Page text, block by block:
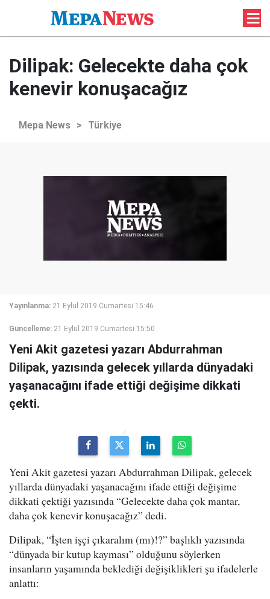
Dilipak: Gelecekte daha çok
kenevir konuşacağız
Mepa News > Türkiye
Yayınlanma: 21 Eylül 2019 Cumartesi 15:46
Güncelleme: 21 Eylül 2019 Cumartesi 15:50
Yeni Akit gazetesi yazarı Abdurrahman
Dilipak, yazısında gelecek yıllarda dünyadaki
yaşanacağını ifade ettiği değişime dikkati
çekti.
Yeni Akit gazetesi yazarı Abdurrahman Dilipak, gelecek
yıllarda dünyadaki yaşanacağını ifade ettiği değişime
dikkati çektiği yazısında “Gelecekte daha çok mantar,
daha çok kenevir konuşacağız” dedi.
Dilipak, “İşten işçi çıkaralım (mı)!?” başlıklı yazısında
“dünyada bir kutup kayması” olduğunu söylerken
insanların yaşamında beklediği değişiklikleri şu ifadelerle
anlattı: